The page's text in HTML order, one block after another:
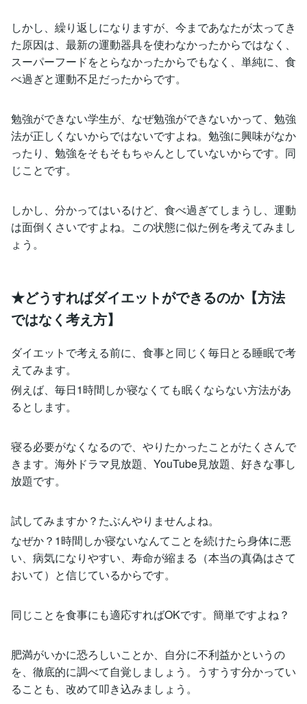
しかし、繰り返しになりますが、今まであなたが太ってき
た原因は、最新の運動器具を使わなかったからではなく、
スーパーフードをとらなかったからでもなく、単純に、食
べ過ぎと運動不足だったからです。
勉強ができない学生が、なぜ勉強ができないかって、勉強
法が正しくないからではないですよね。勉強に興味がなか
ったり、勉強をそもそもちゃんとしていないからです。同
じことです。
しかし、分かってはいるけど、食べ過ぎてしまうし、運動
は面倒くさいですよね。この状態に似た例を考えてみまし
ょう。
★どうすればダイエットができるのか【方法
ではなく考え方】
ダイエットで考える前に、食事と同じく毎日とる睡眠で考
えてみます。
例えば、毎日1時間しか寝なくても眠くならない方法があ
るとします。
寝る必要がなくなるので、やりたかったことがたくさんで
きます。海外ドラマ見放題、YouTube見放題、好きな事し
放題です。
試してみますか？たぶんやりませんよね。
なぜか？1時間しか寝ないなんてことを続けたら身体に悪
い、病気になりやすい、寿命が縮まる（本当の真偽はさて
おいて）と信じているからです。
同じことを食事にも適応すればOKです。簡単ですよね？
肥満がいかに恐ろしいことか、自分に不利益かというの
を、徹底的に調べて自覚しましょう。うすうす分かってい
ることも、改めて叩き込みましょう。